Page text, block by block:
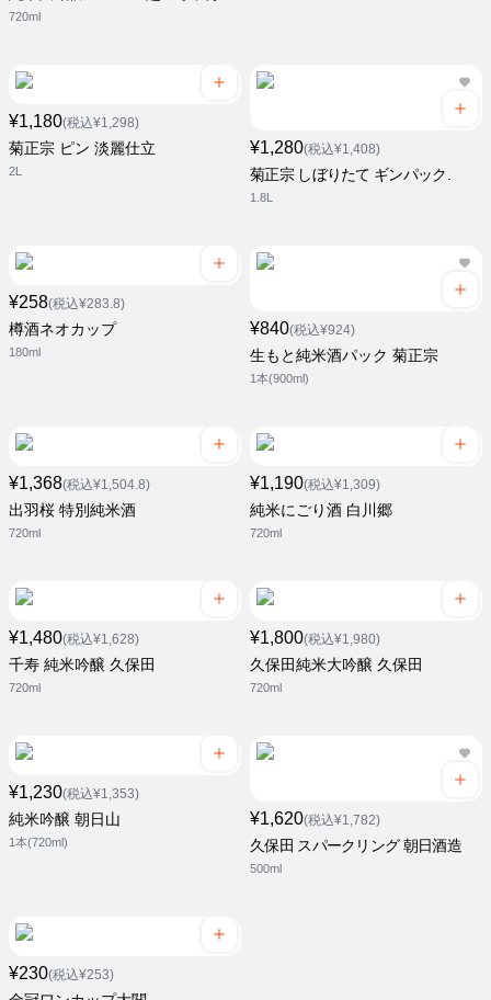
720ml
¥1,180(税込¥1,298)
菊正宗 ピン 淡麗仕立
2L
¥1,280(税込¥1,408)
菊正宗 しぼりたて ギンパック.
1.8L
¥258(税込¥283.8)
樽酒ネオカップ
180ml
¥840(税込¥924)
生もと純米酒パック 菊正宗
1本(900ml)
¥1,368(税込¥1,504.8)
出羽桜 特別純米酒
720ml
¥1,190(税込¥1,309)
純米にごり酒 白川郷
720ml
¥1,480(税込¥1,628)
千寿 純米吟醸 久保田
720ml
¥1,800(税込¥1,980)
久保田純米大吟醸 久保田
720ml
¥1,230(税込¥1,353)
純米吟醸 朝日山
1本(720ml)
¥1,620(税込¥1,782)
久保田 スパークリング 朝日酒造
500ml
¥230(税込¥253)